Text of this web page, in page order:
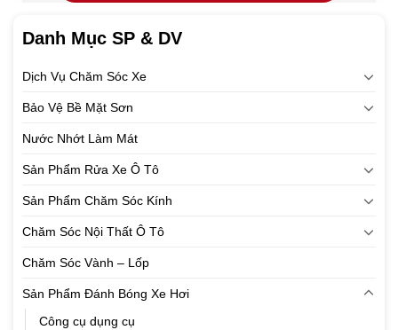
Danh Mục SP & DV
Dịch Vụ Chăm Sóc Xe
Bảo Vệ Bề Mặt Sơn
Nước Nhớt Làm Mát
Sản Phẩm Rửa Xe Ô Tô
Sản Phẩm Chăm Sóc Kính
Chăm Sóc Nội Thất Ô Tô
Chăm Sóc Vành – Lốp
Sản Phẩm Đánh Bóng Xe Hơi
Công cụ dụng cụ